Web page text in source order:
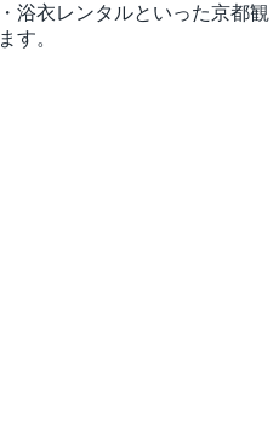
浴衣レンタルといった京都観
す。